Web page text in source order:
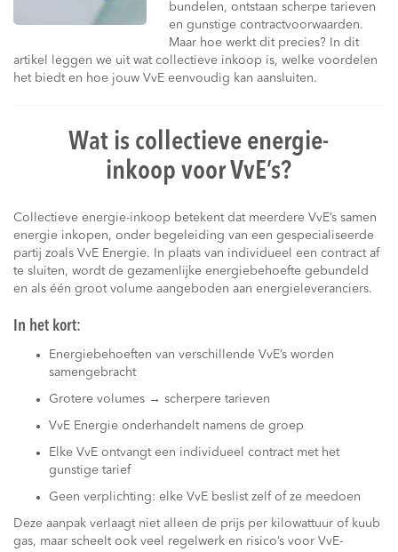
bundelen, ontstaan scherpe tarieven
en gunstige contractvoorwaarden.
Maar hoe werkt dit precies? In dit
artikel leggen we uit wat collectieve inkoop is, welke voordelen
het biedt en hoe jouw VvE eenvoudig kan aansluiten.
Wat is collectieve energie-
inkoop voor VvE’s?
Collectieve energie-inkoop betekent dat meerdere VvE’s samen
energie inkopen, onder begeleiding van een gespecialiseerde
partij zoals VvE Energie. In plaats van individueel een contract af
te sluiten, wordt de gezamenlijke energiebehoefte gebundeld
en als één groot volume aangeboden aan energieleveranciers.
In het kort:
Energiebehoeften van verschillende VvE’s worden
samengebracht
Grotere volumes → scherpere tarieven
VvE Energie onderhandelt namens de groep
Elke VvE ontvangt een individueel contract met het
gunstige tarief
Geen verplichting: elke VvE beslist zelf of ze meedoen
Deze aanpak verlaagt niet alleen de prijs per kilowattuur of kuub
gas, maar scheelt ook veel regelwerk en risico’s voor VvE-